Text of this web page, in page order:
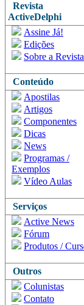
Revista
ActiveDelphi
Assine Já!
Edições
Sobre a Revista
Conteúdo
Apostilas
Artigos
Componentes
Dicas
News
Programas /
Exemplos
Vídeo Aulas
Serviços
Active News
Fórum
Produtos /
Outros
Colunistas
Contato